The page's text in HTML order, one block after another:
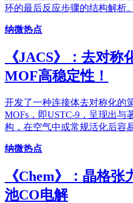
环的最后反应步骤的结构解析。
纳微热点
《JACS》：去对
MOF高稳定性！
开发了一种连接体去对称化的
MOFs，即USTC-9，呈现出与
构，在空气中或常规活化后容
纳微热点
《Chem》：晶格
池CO电解